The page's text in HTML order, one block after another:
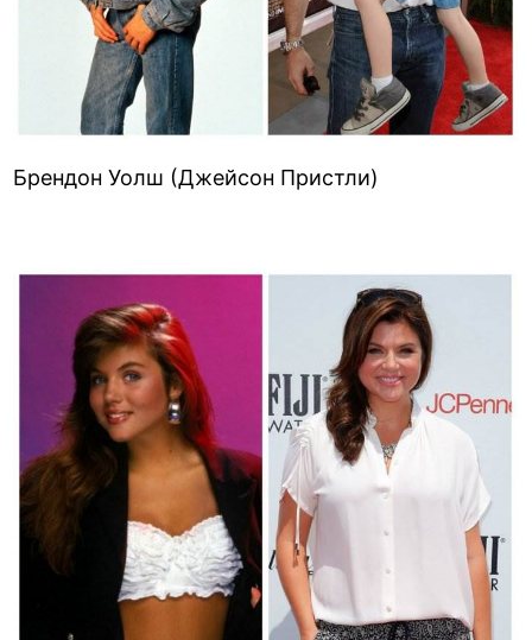
Брендон Уолш (Джейсон Пристли)